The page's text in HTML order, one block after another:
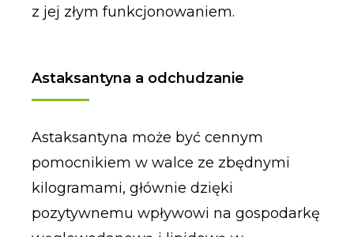
z jej złym funkcjonowaniem.
Astaksantyna a odchudzanie
Astaksantyna może być cennym
pomocnikiem w walce ze zbędnymi
kilogramami, głównie dzięki
pozytywnemu wpływowi na gospodarkę